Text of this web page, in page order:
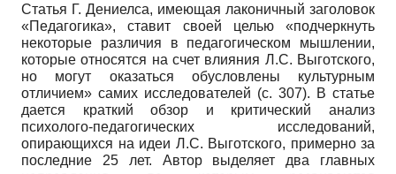
Статья Г. Дениелса, имеющая лаконичный заголовок
«Педагогика», ставит своей целью «подчеркнуть
некоторые различия в педагогическом мышлении,
которые относятся на счет влияния Л.С. Выготского,
но могут оказаться обусловлены культурным
отличием» самих исследователей (с. 307). В статье
дается краткий обзор и критический анализ
психолого-педагогических исследований,
опирающихся на идеи Л.С. Выготского, примерно за
последние 25 лет. Автор выделяет два главных